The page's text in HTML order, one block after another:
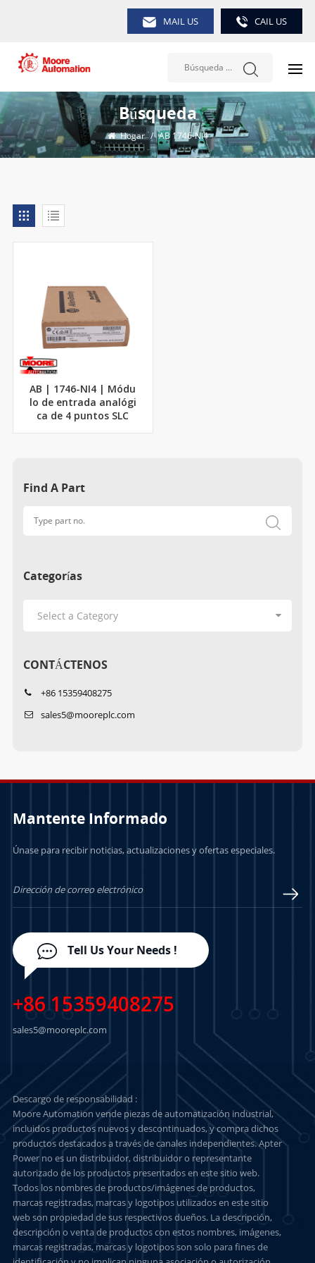
MAIL US CAIL US
Búsqueda
Hogar / AB 1746-NI4
AB | 1746-NI4 | Módu
lo de entrada analógi
ca de 4 puntos SLC
Find A Part
Categorías
CONTÁCTENOS
+86 15359408275
sales5@mooreplc.com
Mantente Informado
Únase para recibir noticias, actualizaciones y ofertas especiales.
Tell Us Your Needs !
+86 15359408275
sales5@mooreplc.com
Descargo de responsabilidad :
Moore Automation vende piezas de automatización industrial,
incluidos productos nuevos y descontinuados, y compra dichos
productos destacados a través de canales independientes. Apter
Power no es un distribuidor, distribuidor o representante
autorizado de los productos presentados en este sitio web.
Todos los nombres de productos/imágenes de productos,
marcas registradas, marcas y logotipos utilizados en este sitio
web son propiedad de sus respectivos dueños. La descripción,
descripción o venta de productos con estos nombres, imágenes,
marcas registradas, marcas y logotipos son solo para fines de